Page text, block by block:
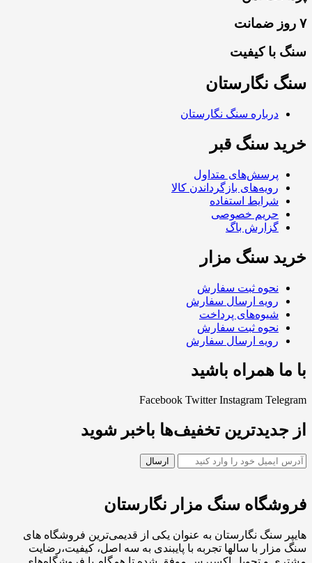
۷ روز ضمانت
سنگ با کیفیت
سنگ نگارستان
درباره سنگ نگارستان
خرید سنگ قبر
پرسش‌های متداول
رویه‌های بازگرداندن کالا
شرایط استفاده
حریم خصوصی
گزارش باگ
خرید سنگ مزار
نحوه ثبت سفارش
رویه ارسال سفارش
شیوه‌های پرداخت
نحوه ثبت سفارش
رویه ارسال سفارش
با ما همراه باشید
Facebook Twitter Instagram Telegram
از جدیدترین تخفیف‌ها باخبر شوید
فروشگاه سنگ مزار نگارستان
هایپر سنگ نگارستان به عنوان یکی از قدیمی‌ترین فروشگاه های
سنگ مزار با سالها تجربه با پایبندی به سه اصل، کیفیت،رضایت